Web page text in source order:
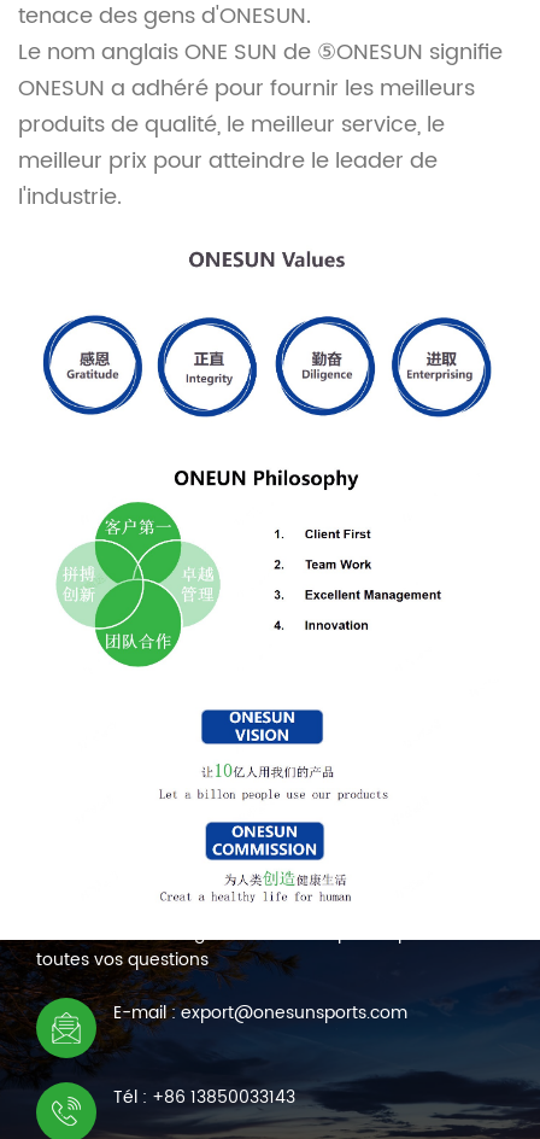
tenace des gens d'ONESUN.
Le nom anglais ONE SUN de ⑤ONESUN signifie
ONESUN a adhéré pour fournir les meilleurs
produits de qualité, le meilleur service, le
meilleur prix pour atteindre le leader de
l'industrie.
NOUS CONTACTER
Nous sommes en ligne 7*24 heures pour répondre à
toutes vos questions
E-mail : export@onesunsports.com
Tél : +86 13850033143